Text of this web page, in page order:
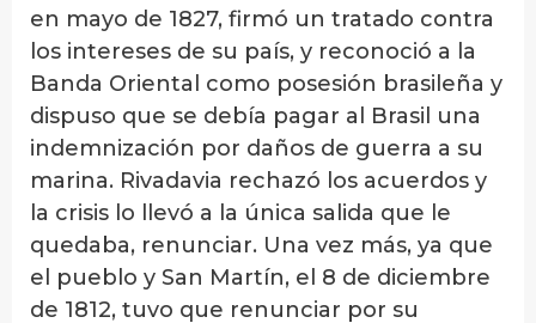
en mayo de 1827, firmó un tratado contra
los intereses de su país, y reconoció a la
Banda Oriental como posesión brasileña y
dispuso que se debía pagar al Brasil una
indemnización por daños de guerra a su
marina. Rivadavia rechazó los acuerdos y
la crisis lo llevó a la única salida que le
quedaba, renunciar. Una vez más, ya que
el pueblo y San Martín, el 8 de diciembre
de 1812, tuvo que renunciar por su